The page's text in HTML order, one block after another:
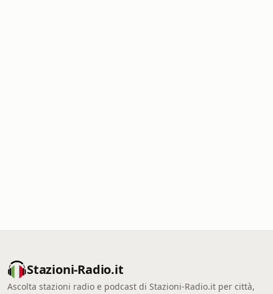
Stazioni-Radio.it
Ascolta stazioni radio e podcast di Stazioni-Radio.it per città,